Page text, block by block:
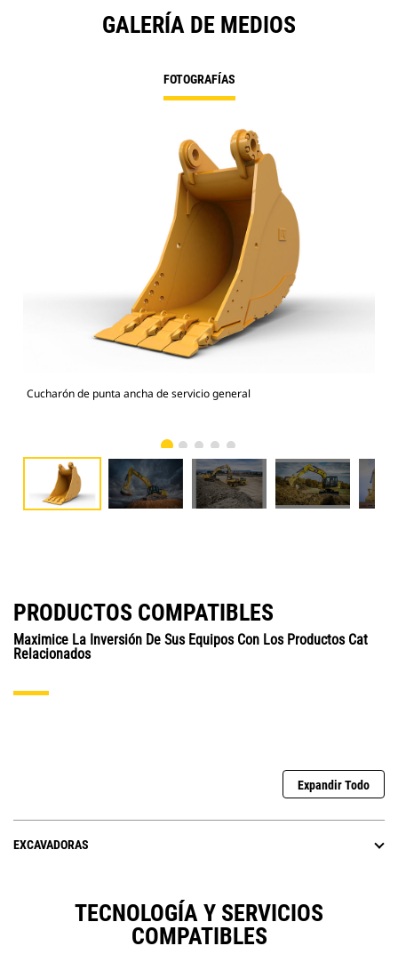
GALERÍA DE MEDIOS
FOTOGRAFÍAS
Cucharón de punta ancha de servicio general
PRODUCTOS COMPATIBLES
Maximice La Inversión De Sus Equipos Con Los Productos Cat
Relacionados
Expandir Todo
EXCAVADORAS
TECNOLOGÍA Y SERVICIOS
COMPATIBLES